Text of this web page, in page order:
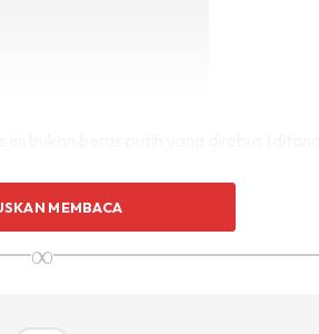
MEMBACA
∞